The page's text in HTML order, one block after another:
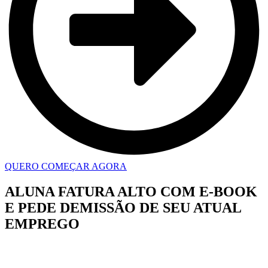
QUERO COMEÇAR AGORA
ALUNA FATURA ALTO COM E-BOOK
E PEDE DEMISSÃO DE SEU ATUAL
EMPREGO